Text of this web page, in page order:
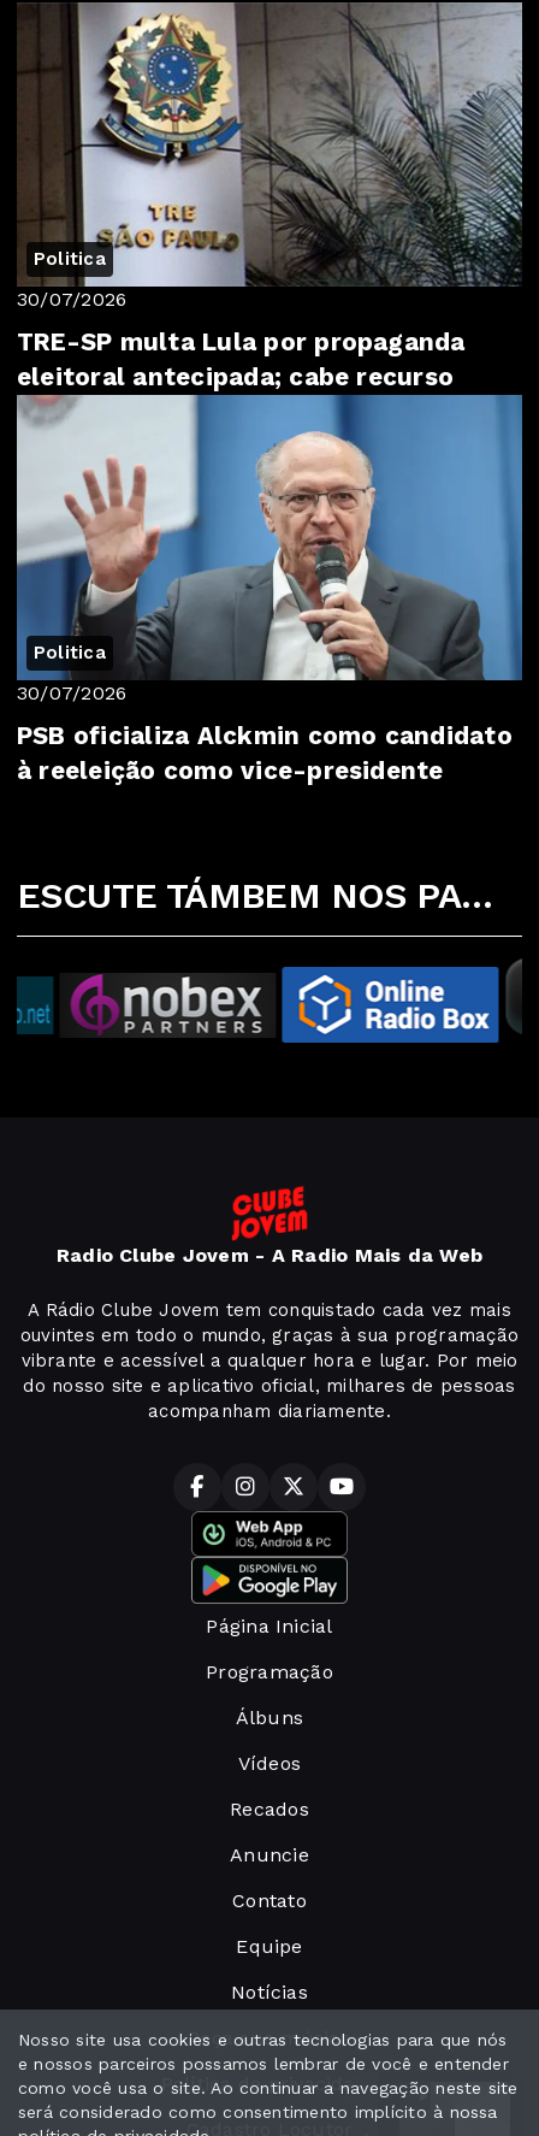
Politica
30/07/2026
TRE-SP multa Lula por propaganda
eleitoral antecipada; cabe recurso
Politica
30/07/2026
PSB oficializa Alckmin como candidato
à reeleição como vice-presidente
ESCUTE TÁMBEM NOS PARCEIROS ABAIXO
Radio Clube Jovem - A Radio Mais da Web
A Rádio Clube Jovem tem conquistado cada vez mais
ouvintes em todo o mundo, graças à sua programação
vibrante e acessível a qualquer hora e lugar. Por meio
do nosso site e aplicativo oficial, milhares de pessoas
acompanham diariamente.
Página Inicial
Programação
Álbuns
Vídeos
Recados
Anuncie
Contato
Equipe
Notícias
Peça sua música
Política de privacidade
Cadastro Locutor
Nosso site usa cookies e outras tecnologias para que nós
e nossos parceiros possamos lembrar de você e entender
como você usa o site. Ao continuar a navegação neste site
será considerado como consentimento implícito à nossa